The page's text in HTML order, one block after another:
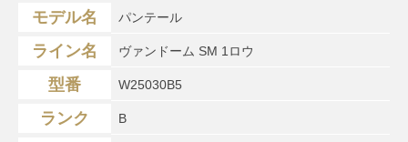
モデル名 パンテール
ライン名 ヴァンドーム SM 1ロウ
型番 W25030B5
ランク B